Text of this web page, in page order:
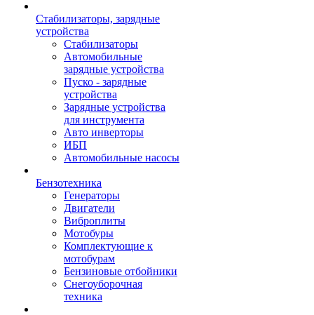
Стабилизаторы, зарядные
устройства
Стабилизаторы
Автомобильные
зарядные устройства
Пуско - зарядные
устройства
Зарядные устройства
для инструмента
Авто инверторы
ИБП
Автомобильные насосы
Бензотехника
Генераторы
Двигатели
Виброплиты
Мотобуры
Комплектующие к
мотобурам
Бензиновые отбойники
Снегоуборочная
техника